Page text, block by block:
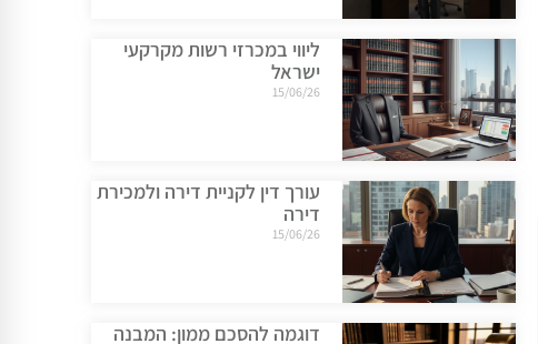
ליווי במכרזי רשות מקרקעי
ישראל
15/06/26
עורך דין לקניית דירה ולמכירת
דירה
15/06/26
דוגמה להסכם ממון: המבנה